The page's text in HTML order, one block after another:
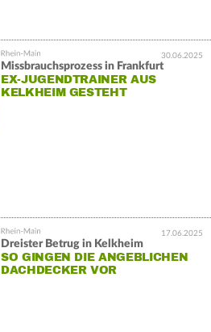
30.06.2025
Missbrauchsprozess in Frankfurt
EX-JUGENDTRAINER AUS
KELKHEIM GESTEHT
17.06.2025
Dreister Betrug in Kelkheim
SO GINGEN DIE ANGEBLICHEN
DACHDECKER VOR